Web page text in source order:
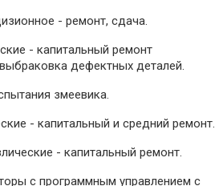
- ремонт, сдача.
- капитальный ремонт
дефектных деталей.
змеевика.
- капитальный и средний ремонт.
- капитальный ремонт.
с программным управлением с